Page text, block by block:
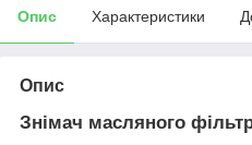
Опис Характеристики
Опис
Знімач масляного